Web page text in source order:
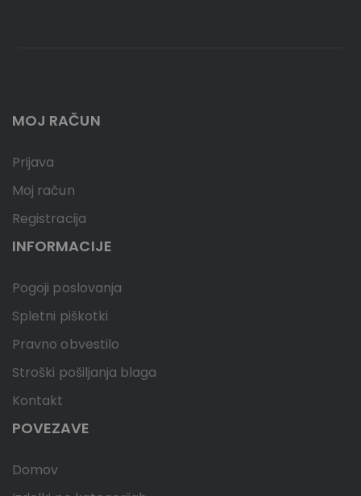
MOJ RAČUN
Prijava
Moj račun
Registracija
INFORMACIJE
Pogoji poslovanja
Spletni piškotki
Pravno obvestilo
Stroški pošiljanja blaga
Kontakt
POVEZAVE
Domov